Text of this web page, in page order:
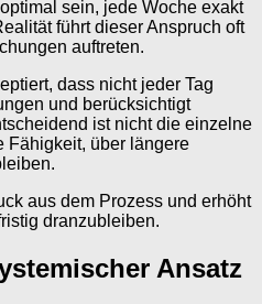
sein, jede Woche exakt
führt dieser Anspruch oft
auftreten.
dass nicht jeder Tag
und berücksichtigt
ist nicht die einzelne
Fähigkeit, über längere
aus dem Prozess und erhöht
dranzubleiben.
Ansatz